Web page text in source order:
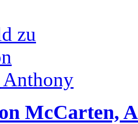
McCarten,